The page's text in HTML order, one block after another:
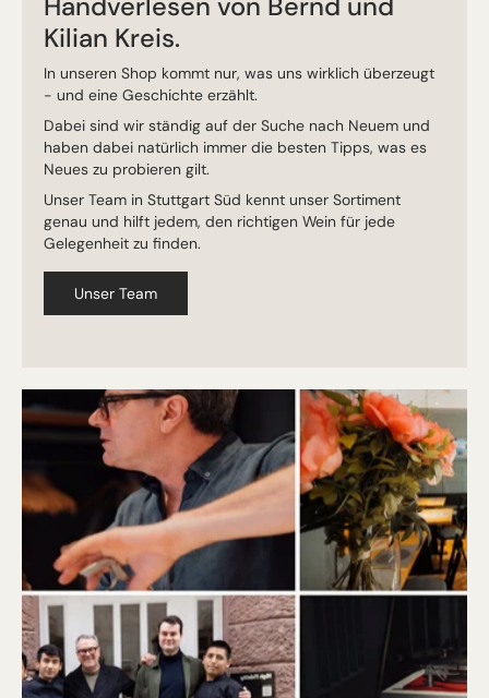
Kilian Kreis.
In unseren Shop kommt nur, was uns wirklich überzeugt
- und eine Geschichte erzählt.
Dabei sind wir ständig auf der Suche nach Neuem und
haben dabei natürlich immer die besten Tipps, was es
Neues zu probieren gilt.
Unser Team in Stuttgart Süd kennt unser Sortiment
genau und hilft jedem, den richtigen Wein für jede
Gelegenheit zu finden.
Unser Team